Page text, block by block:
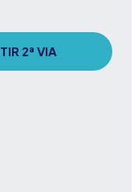
2ª VIA